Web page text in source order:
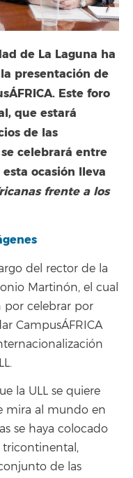
de La Laguna ha
presentación de
Este foro
que estará
de las
celebrará entre
ocasión lleva
frente a los
del rector de la
Martinón, el cual
por celebrar por
CampusÁFRICA
la ULL se quiere
mira al mundo en
se haya colocado
de las